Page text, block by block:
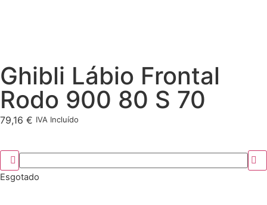
Ghibli Lábio Frontal
Rodo 900 80 S 70
79,16 € IVA Incluído
Esgotado